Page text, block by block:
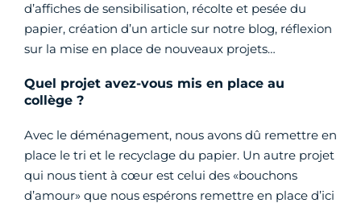
d’affiches de sensibilisation, récolte et pesée du
papier, création d’un article sur notre blog, réflexion
sur la mise en place de nouveaux projets…
Quel projet avez-vous mis en place au
collège ?
Avec le déménagement, nous avons dû remettre en
place le tri et le recyclage du papier. Un autre projet
qui nous tient à cœur est celui des «bouchons
d’amour» que nous espérons remettre en place d’ici